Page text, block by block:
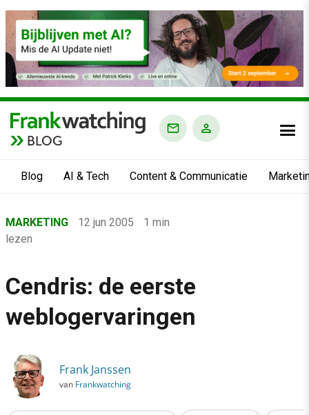
BLOG
Blog AI & Tech Content & Communicatie
›
Marketing
›
MARKETING 12 jun 2005
1 min
lezen
Cendris: de eerste
weblogervaringen
Frank Janssen
van Frankwatching